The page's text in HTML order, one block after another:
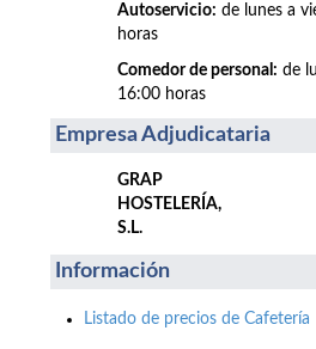
Autoservicio: de lunes a
horas
Comedor de personal: de
16:00 horas
Empresa Adjudicataria
GRAP
HOSTELERÍA,
S.L.
Información
Listado de precios de Cafetería